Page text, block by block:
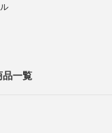
品一覧